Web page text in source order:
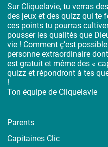
Sur Cliquelavie, tu verras
des jeux et des quizz qui te
ces points tu pourras
pousser les qualités que
vie ! Comment ç’est
personne extraordinaire
est gratuit et même des «
quizz et répondront à tes
!
Ton équipe de Cliquelavie
Parents
Capitaines Clic